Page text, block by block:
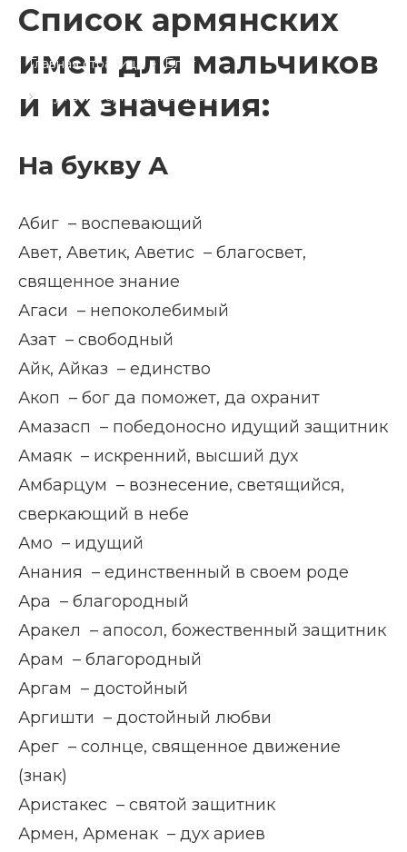
Главная страница
Блог
Мужские армянские имена
Список армянских
имен для мальчиков
и их значения:
На букву А
Абиг – воспевающий
Авет, Аветик, Аветис – благосвет,
священное знание
Агаси – непоколебимый
Азат – свободный
Айк, Айказ – единство
Акоп – бог да поможет, да охранит
Амазасп – победоносно идущий защитник
Амаяк – искренний, высший дух
Амбарцум – вознесение, светящийся,
сверкающий в небе
Амо – идущий
Анания – единственный в своем роде
Ара – благородный
Аракел – апосол, божественный защитник
Арам – благородный
Аргам – достойный
Аргишти – достойный любви
Арег – солнце, священное движение
(знак)
Аристакес – святой защитник
Армен, Арменак – дух ариев